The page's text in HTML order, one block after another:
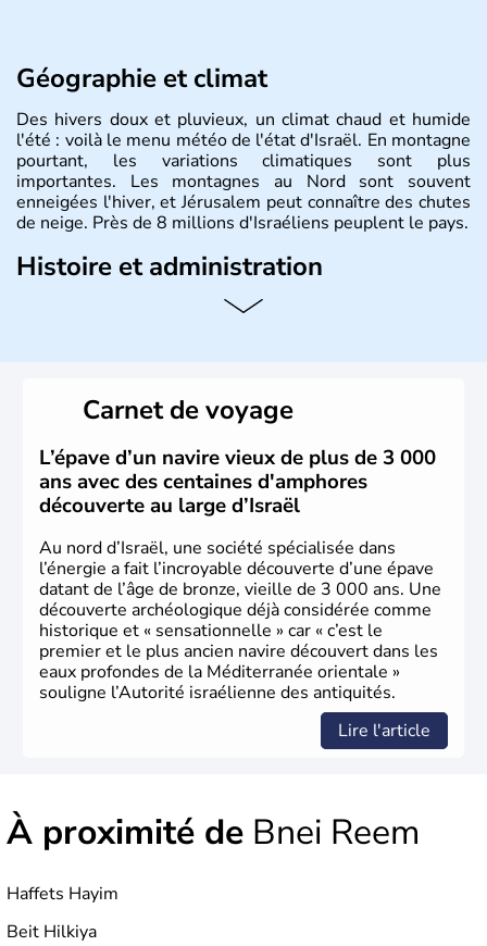
Géographie et climat
Des hivers doux et pluvieux, un climat chaud et humide
l'été : voilà le menu météo de l'état d'Israël. En montagne
pourtant, les variations climatiques sont plus
importantes. Les montagnes au Nord sont souvent
enneigées l'hiver, et Jérusalem peut connaître des chutes
de neige. Près de 8 millions d'Israéliens peuplent le pays.
Histoire et administration
L'Israël est un état de la partie est de la Méditerranée,
vrai essor économique dans le domaine des nouvelles
Carnet de voyage
L’épave d’un navire vieux de plus de 3 000
ans avec des centaines d'amphores
découverte au large d’Israël
Au nord d’Israël, une société spécialisée dans
l’énergie a fait l’incroyable découverte d’une épave
datant de l’âge de bronze, vieille de 3 000 ans. Une
découverte archéologique déjà considérée comme
historique et « sensationnelle » car « c’est le
premier et le plus ancien navire découvert dans les
eaux profondes de la Méditerranée orientale »
souligne l’Autorité israélienne des antiquités.
Lire l'article
À proximité de Bnei Reem
Haffets Hayim
Beit Hilkiya